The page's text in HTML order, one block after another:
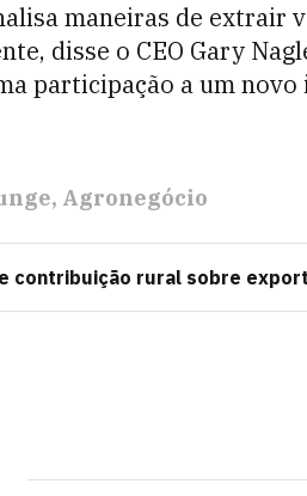
maneiras de extrair
disse o CEO Gary
participação a um
Agronegócio
contribuição rural sobre